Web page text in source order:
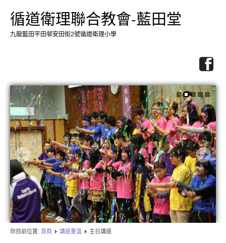
循道衛理聯合教會-藍田堂
九龍藍田平田邨安田街2號循道衛理小學
你目前位置: 首頁 講道重温 主日講道